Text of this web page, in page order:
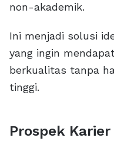
non-akademik.
Ini menjadi solusi
yang ingin
berkualitas tanpa
tinggi.
Prospek